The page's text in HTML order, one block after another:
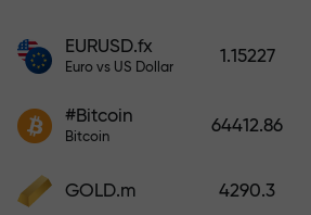
ผิด ยิ่งฝากมาก ตัวคูณยิ่งสูง
EURUSD.fx
Euro vs US Dollar
1.15227
#Bitcoin
Bitcoin
64412.86
GOLD.m 4290.3